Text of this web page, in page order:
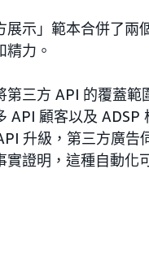
展示」範本合併了兩
精力。
第三方 API 的覆蓋
API 顧客以及
升級，第三方廣
實證明，這種自動化